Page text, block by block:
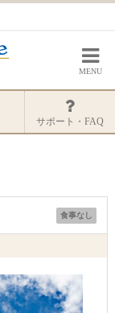
MENU
サポート・FAQ
食事なし